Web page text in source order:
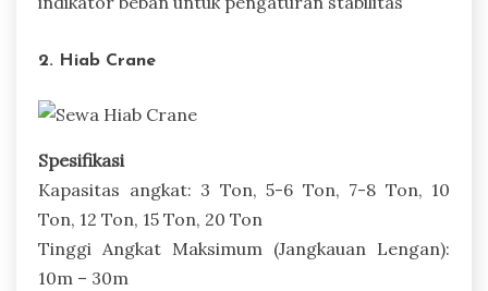
2. Hiab Crane
Spesifikasi
Kapasitas angkat: 3 Ton, 5-6 Ton, 7-8 Ton, 10
Ton, 12 Ton, 15 Ton, 20 Ton
Tinggi Angkat Maksimum (Jangkauan Lengan):
10m – 30m